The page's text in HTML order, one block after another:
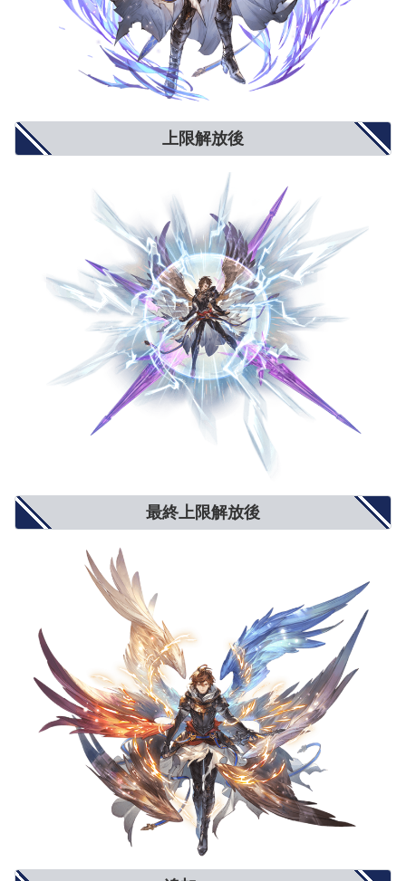
対ブレイク攻撃
5% 8%
10%
モードゲージ減少量
5% 8%
攻撃力UP/防御力DOWN
攻撃力+900
防御力-10%
攻撃力+1300
防御力-15%
防御力UP/攻撃力DOWN
防御力+10%
攻撃力-900
防御力+15%
攻撃力-1300
2%
小(+50)
大(+100)
小(-30)
中(4.5％〜1.5％)
上限解放後
最終上限解放後